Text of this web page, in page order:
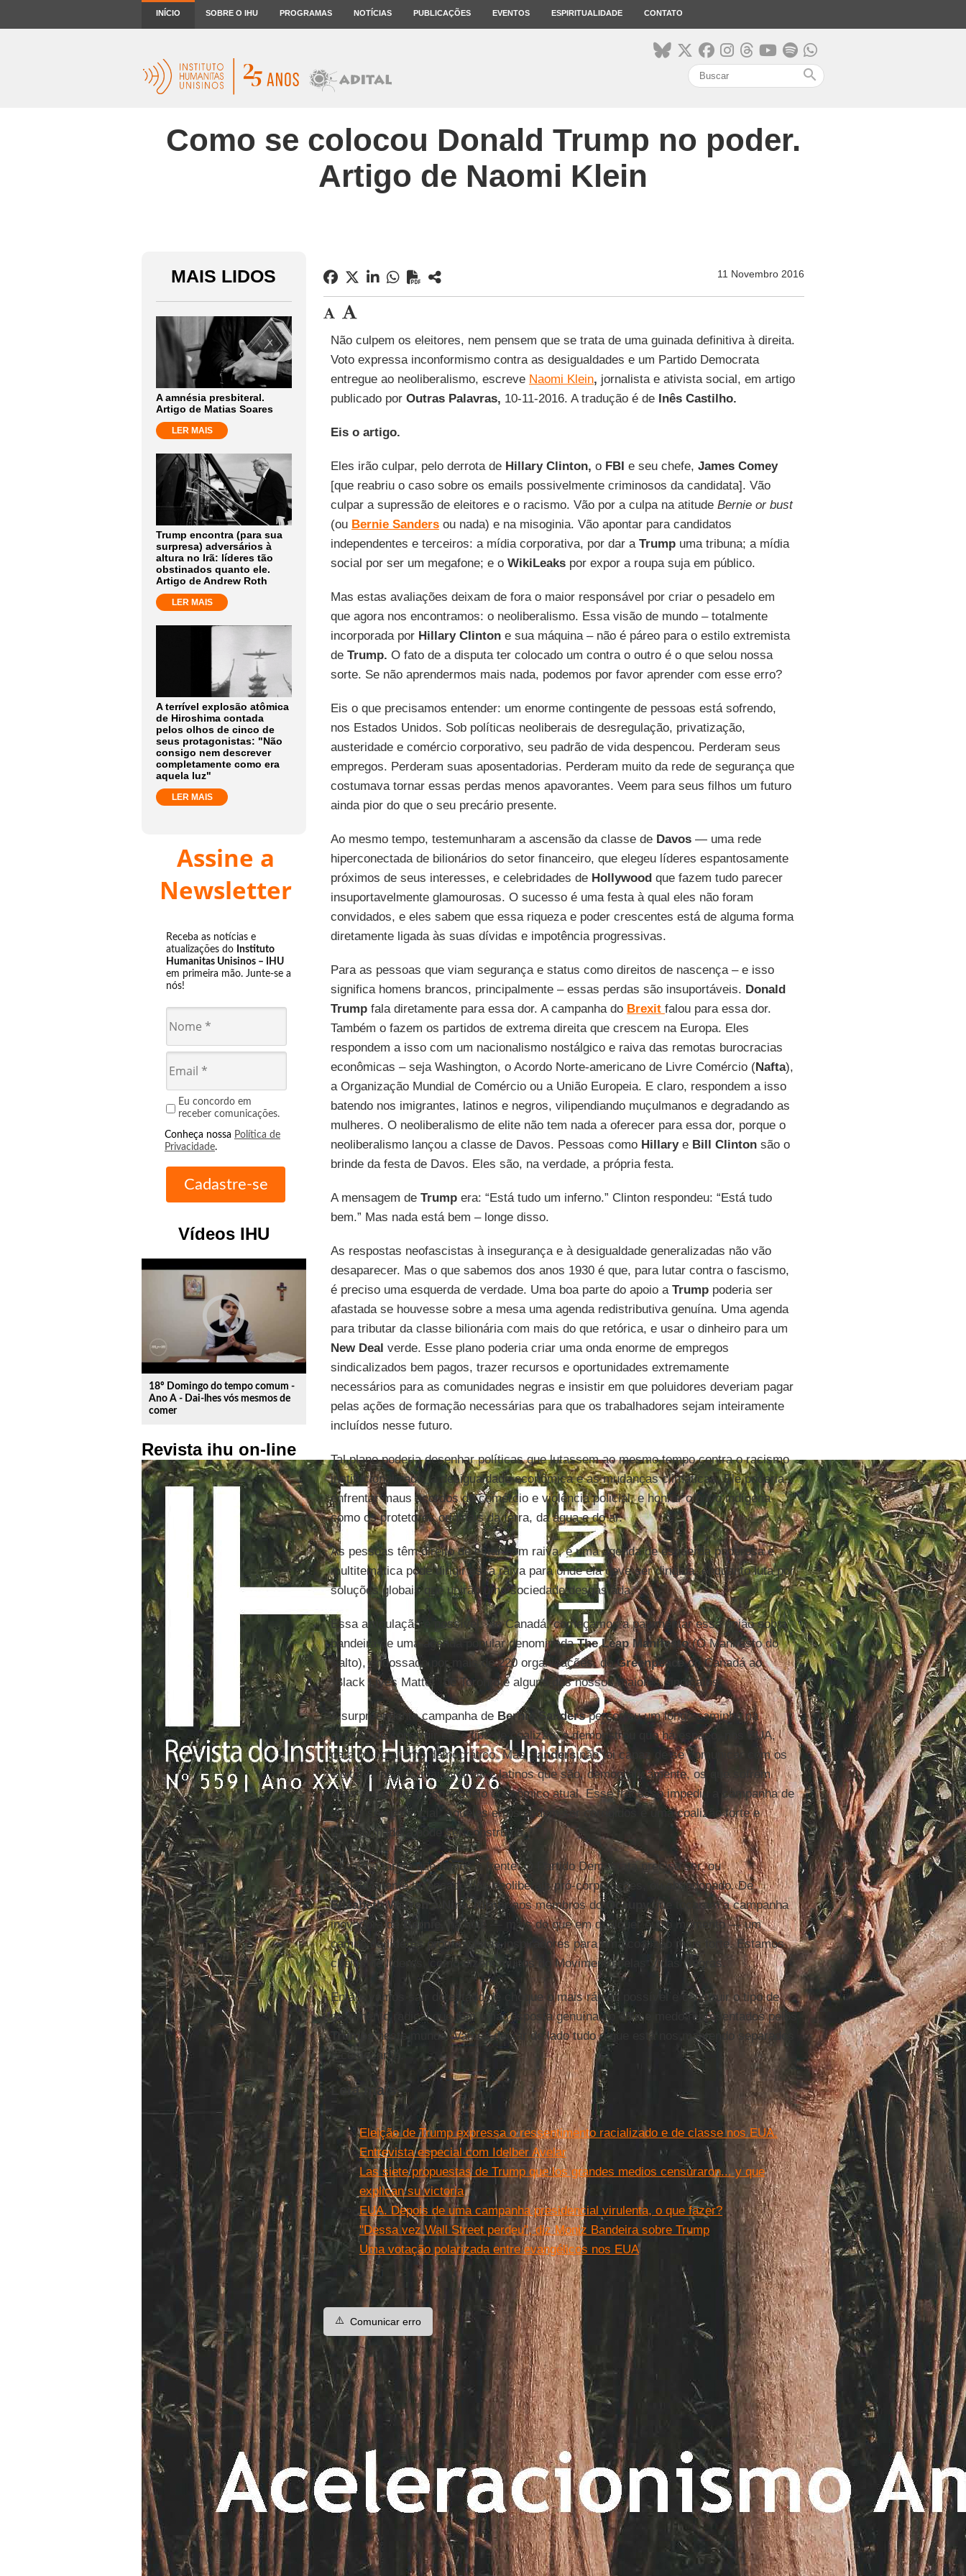
INÍCIO SOBRE O IHU PROGRAMAS NOTÍCIAS PUBLICAÇÕES EVENTOS ESPIRITUALIDADE CONTATO
search
Como se colocou Donald Trump no poder.
Artigo de Naomi Klein
MAIS LIDOS
A amnésia presbiteral.
Artigo de Matias Soares
LER MAIS
Trump encontra (para sua
surpresa) adversários à
altura no Irã: líderes tão
obstinados quanto ele.
Artigo de Andrew Roth
LER MAIS
A terrível explosão atômica
de Hiroshima contada
pelos olhos de cinco de
seus protagonistas: "Não
consigo nem descrever
completamente como era
aquela luz"
LER MAIS
Assine a
Newsletter
Receba as notícias e
atualizações do Instituto
Humanitas Unisinos – IHU
em primeira mão. Junte-se a
nós!
Eu concordo em
receber comunicações.
Conheça nossa Política de
Privacidade.
Vídeos IHU
play_circle_outline
18º Domingo do tempo comum -
Ano A - Dai-lhes vós mesmos de
comer
Revista ihu on-line
11 Novembro 2016
Não culpem os eleitores, nem pensem que se trata de uma guinada definitiva à direita.
Voto expressa inconformismo contra as desigualdades e um Partido Democrata
entregue ao neoliberalismo, escreve Naomi Klein, jornalista e ativista social, em artigo
publicado por Outras Palavras, 10-11-2016. A tradução é de Inês Castilho.
Eis o artigo.
Eles irão culpar, pelo derrota de Hillary Clinton, o FBI e seu chefe, James Comey
[que reabriu o caso sobre os emails possivelmente criminosos da candidata]. Vão
culpar a supressão de eleitores e o racismo. Vão por a culpa na atitude Bernie or bust
(ou Bernie Sandersou nada) e na misoginia. Vão apontar para candidatos
independentes e terceiros: a mídia corporativa, por dar a Trumpuma tribuna; a mídia
social por ser um megafone; e o WikiLeakspor expor a roupa suja em público.
Mas estas avaliações deixam de fora o maior responsável por criar o pesadelo em
que agora nos encontramos: o neoliberalismo. Essa visão de mundo – totalmente
incorporada por Hillary Clintone sua máquina – não é páreo para o estilo extremista
de Trump. O fato de a disputa ter colocado um contra o outro é o que selou nossa
sorte. Se não aprendermos mais nada, podemos por favor aprender com esse erro?
Eis o que precisamos entender: um enorme contingente de pessoas está sofrendo,
nos Estados Unidos. Sob políticas neoliberais de desregulação, privatização,
austeridade e comércio corporativo, seu padrão de vida despencou. Perderam seus
empregos. Perderam suas aposentadorias. Perderam muito da rede de segurança que
costumava tornar essas perdas menos apavorantes. Veem para seus filhos um futuro
ainda pior do que o seu precário presente.
Ao mesmo tempo, testemunharam a ascensão da classe de Davos— uma rede
hiperconectada de bilionários do setor financeiro, que elegeu líderes espantosamente
próximos de seus interesses, e celebridades de Hollywoodque fazem tudo parecer
insuportavelmente glamourosas. O sucesso é uma festa à qual eles não foram
convidados, e eles sabem que essa riqueza e poder crescentes está de alguma forma
diretamente ligada às suas dívidas e impotência progressivas.
Para as pessoas que viam segurança e status como direitos de nascença – e isso
significa homens brancos, principalmente – essas perdas são insuportáveis. Donald
Trumpfala diretamente para essa dor. A campanha do Brexit falou para essa dor.
Também o fazem os partidos de extrema direita que crescem na Europa. Eles
respondem a isso com um nacionalismo nostálgico e raiva das remotas burocracias
econômicas – seja Washington, o Acordo Norte-americano de Livre Comércio (Nafta),
a Organização Mundial de Comércio ou a União Europeia. E claro, respondem a isso
batendo nos imigrantes, latinos e negros, vilipendiando muçulmanos e degradando as
mulheres. O neoliberalismo de elite não tem nada a oferecer para essa dor, porque o
neoliberalismo lançou a classe de Davos. Pessoas como Hillarye Bill Clintonsão o
brinde da festa de Davos. Eles são, na verdade, a própria festa.
A mensagem de Trumpera: “Está tudo um inferno.” Clinton respondeu: “Está tudo
bem.” Mas nada está bem – longe disso.
As respostas neofascistas à insegurança e à desigualdade generalizadas não vão
desaparecer. Mas o que sabemos dos anos 1930 é que, para lutar contra o fascismo,
é preciso uma esquerda de verdade. Uma boa parte do apoio a Trumppoderia ser
afastada se houvesse sobre a mesa uma agenda redistributiva genuína. Uma agenda
para tributar da classe bilionária com mais do que retórica, e usar o dinheiro para um
New Deal verde. Esse plano poderia criar uma onda enorme de empregos
sindicalizados bem pagos, trazer recursos e oportunidades extremamente
necessários para as comunidades negras e insistir em que poluidores deveriam pagar
pelas ações de formação necessárias para que os trabalhadores sejam inteiramente
incluídos nesse futuro.
Tal plano poderia desenhar políticas que lutassem ao mesmo tempo contra o racismo
institucionalizado, a desigualdade econômica e as mudanças climáticas. Ele poderia
enfrentar maus acordos de comércio e violência policial, e honrar o povo indígena
como os protetores originais da terra, da água e do ar.
As pessoas têm direito de estar com raiva, e uma agenda de esquerda poderosa e
multitemática pode dirigir essa raiva para onde ela deve ser dirigida, enquanto luta por
soluções globais que unirão uma sociedade desgastada.
Essa articulação é possível. No Canadá, começamos a pavimentar essa união sob a
bandeira de uma agenda popular denominadaThe Leap Manifesto(O Manifesto do
Salto), endossado por mais de 220 organizações, doGreenpeacedo Canadá ao
“Black Lives Matter” de Toronto e alguns dos nossos maiores sindicatos.
A surpreendente campanha de Bernie Sanderspercorreu um longo caminho na
direção de construir esse tipo de coalizão, e demonstrou que há espaço, nos EUA,
para o socialismo democrático. MasSandersnão foi capaz de se comunicar com os
eleitores negros mais velhos e latinos que são, demograficamente, os que sofrem
mais abuso do nosso modelo econômico atual. Esse fracasso impediu a campanha de
atingir seu potencial. Aqueles erros podem ser corrigidos e uma coalizão forte e
transformadora pode ser construída.
Essa é a tarefa que temos à frente. O Partido Democrata precisa ser, ou
decididamente arrancado dos neoliberais pró-corporações, ou abandonado. De
Elizabeth Warrena Nina Turneraos membros doOccupyque tocaram a campanha
inovadora deBernie,
há hoje — mais do que em qualquer outro momento — um
campo de líderes progressistas inspiradores para uma coalizão mais forte. Estamos
cheios de líderes, como dizem muitos do Movimento pelas Vidas Negras.
Então, vamos sair do estado de choque o mais rápido possível e construir o tipo de
movimento radical que tem uma resposta genuína ao ódio e medo representados pelos
Trumpsneste mundo. Vamos deixar de lado tudo o que está nos mantendo separados
e começar já.
Leia mais
Eleição de Trump expressa o ressentimento racializado e de classe nos EUA.
Entrevista especial com Idelber Avelar
Las siete propuestas de Trump que los grandes medios censuraron... y que
explican su victoria
EUA. Depois de uma campanha presidencial virulenta, o que fazer?
"Dessa vez Wall Street perdeu", diz Moniz Bandeira sobre Trump
Uma votação polarizada entre evangélicos nos EUA
⚠️ Comunicar erro